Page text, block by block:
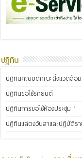
ปฏิทิน
ปฏิทินคณบดีคณะสิ่งแวดล้อม
ปฏิทินขอใช้รถยนต์
ปฏิทินการขอใช้ห้องประชุม 1
ปฏิทินแสดงวันลาและปฏิบัติรา